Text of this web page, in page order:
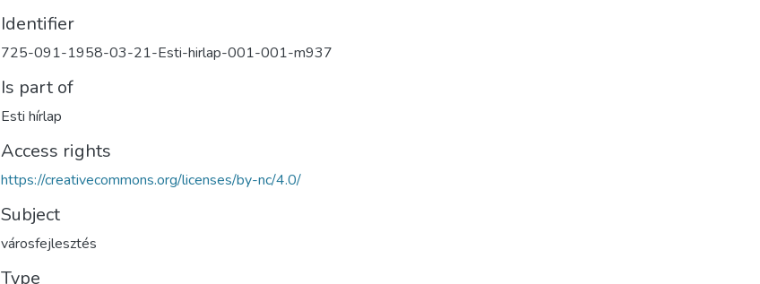
Identifier
725-091-1958-03-21-Esti-hirlap-001-001-m937
Is part of
Esti hírlap
Access rights
https://creativecommons.org/licenses/by-nc/4.0/
Subject
városfejlesztés
Type